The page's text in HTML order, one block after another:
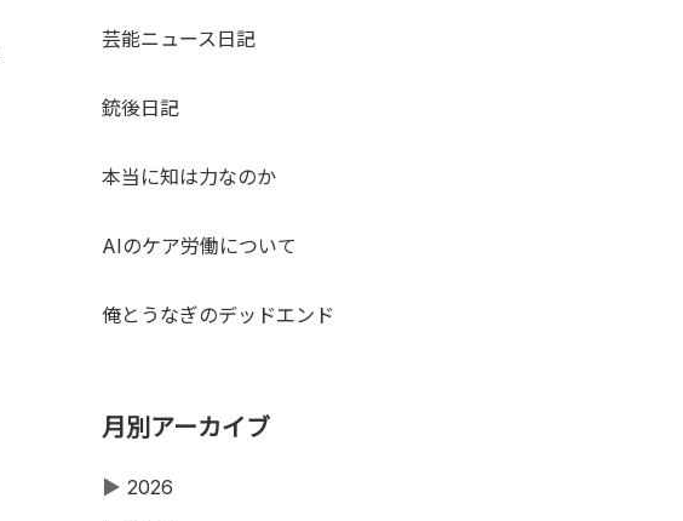
芸能ニュース日記
銃後日記
本当に知は力なのか
AIのケア労働について
俺とうなぎのデッドエンド
月別アーカイブ
▶ 2026